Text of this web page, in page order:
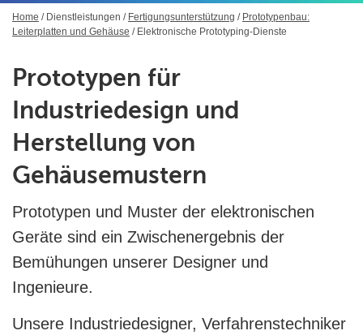
Home / Dienstleistungen / Fertigungsunterstützung / Prototypenbau:
Leiterplatten und Gehäuse / Elektronische Prototyping-Dienste
Prototypen für
Industriedesign und
Herstellung von
Gehäusemustern
Prototypen und Muster der elektronischen
Geräte sind ein Zwischenergebnis der
Bemühungen unserer Designer und
Ingenieure.
Unsere Industriedesigner, Verfahrenstechniker